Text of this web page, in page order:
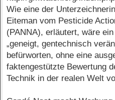
Wie eine der
Eiteman vom Pesticide
(PANNA), erläutert, wäre
„geneigt, gentechnisch
befürworten, ohne eine
faktengestützte Bewertung
Technik in der realen Welt